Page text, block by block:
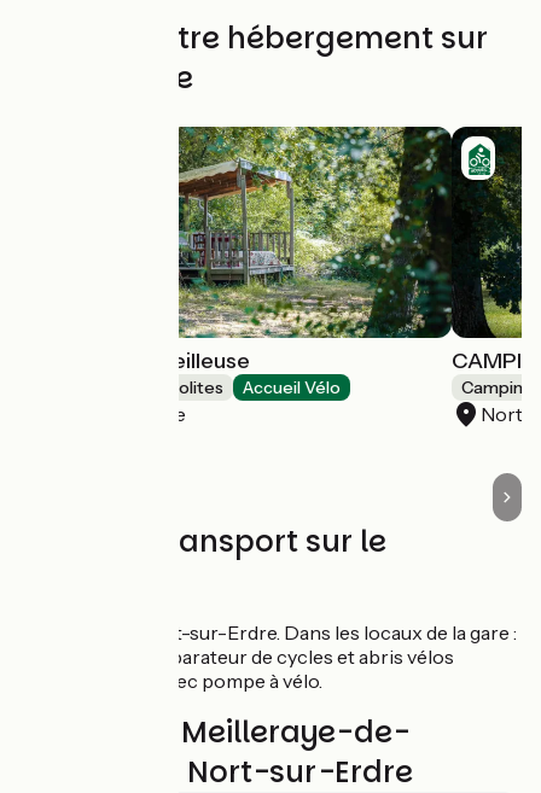
Trouvez votre hébergement sur
cette étape
CABANE La Cueilleuse
Hébergements insolites Accueil Vélo
Nort-sur-Erdre Nort-
Trains et transport sur le
Gare de Nort-sur-Erdre. Dans les locaux de la gare :
loueur et réparateur de cycles et abris vélos
sécurisés avec pompe à vélo.
Avis sur La Meilleraye-de-
Bretagne / Nort-sur-Erdre